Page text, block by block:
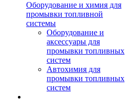
Оборудование и химия для
промывки топливной
системы
Оборудование и
аксессуары для
промывки топливных
систем
Автохимия для
промывки топливных
систем